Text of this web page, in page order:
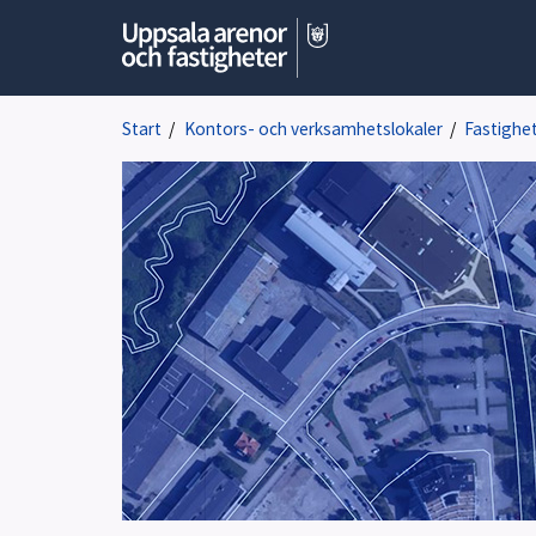
Start / Kontors- och verksamhetslokaler/